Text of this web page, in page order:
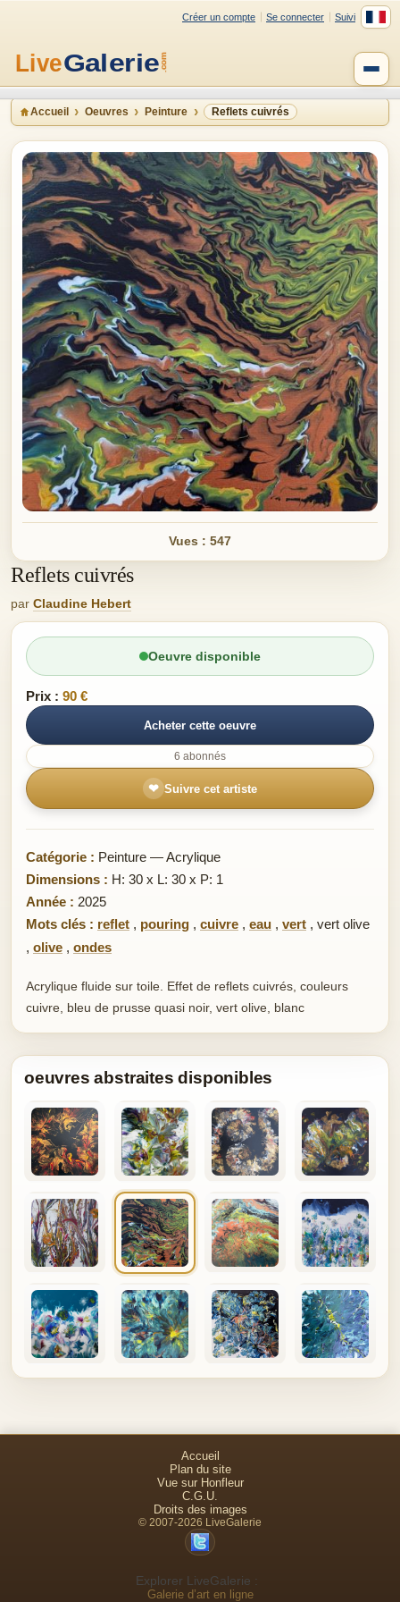
Créer un compte Se connecter Suivi
Accueil Oeuvres Peinture Reflets cuivrés
Vues : 547
Reflets cuivrés
par Claudine Hebert
Oeuvre disponible
Prix : 90 €
Acheter cette oeuvre
6 abonnés
❤ Suivre cet artiste
Catégorie : Peinture — Acrylique
Dimensions : H: 30 x L: 30 x P: 1
Année : 2025
Mots clés : reflet , pouring , cuivre , eau , vert , vert olive
, olive , ondes
Acrylique fluide sur toile. Effet de reflets cuivrés, couleurs
cuivre, bleu de prusse quasi noir, vert olive, blanc
oeuvres abstraites disponibles
Accueil
Plan du site
Vue sur Honfleur
C.G.U.
Droits des images
© 2007-2026 LiveGalerie
Explorer LiveGalerie :
Galerie d’art en ligne